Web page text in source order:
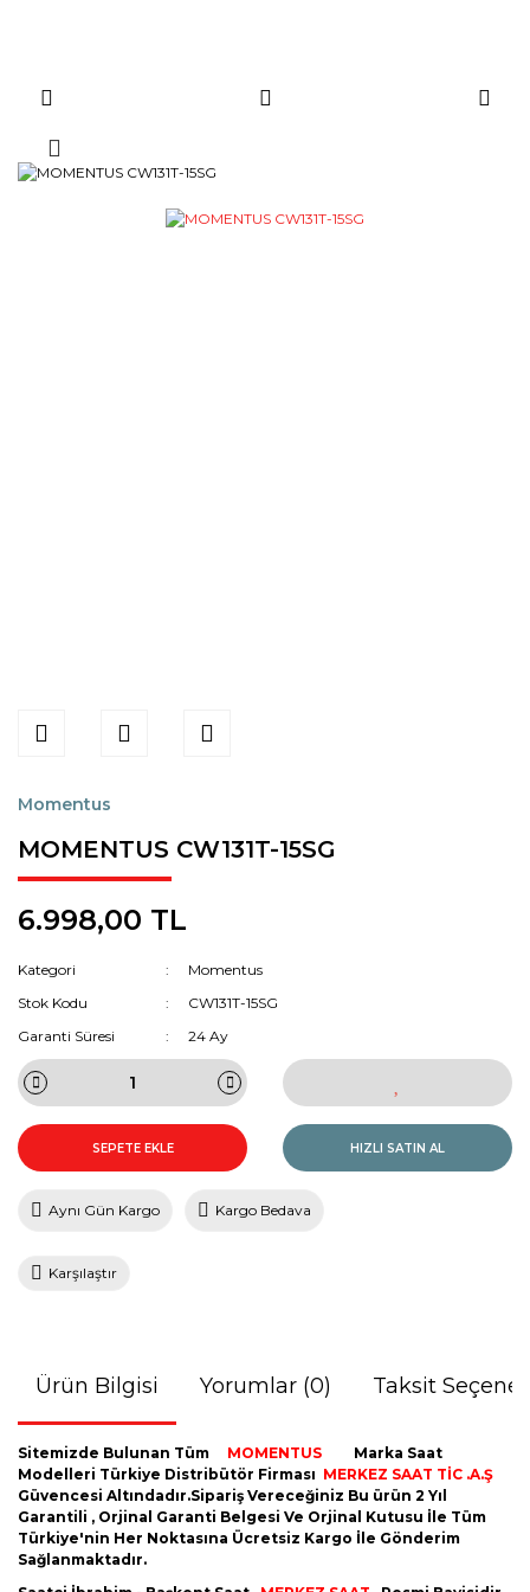
Momentus
MOMENTUS CW131T-15SG
6.998,00 TL
Kategori
Momentus
Stok Kodu
CW131T-15SG
Garanti Süresi
24 Ay
SEPETE EKLE HIZLI SATIN AL
Aynı Gün Kargo Kargo Bedava
Karşılaştır
Ürün Bilgisi Yorumlar (0) Taksit
Sitemizde Bulunan Tüm MOMENTUS
Marka Saat
Modelleri Türkiye Distribütör Firması MERKEZ SAAT TİC .A.Ş
Güvencesi Altındadır.Sipariş Vereceğiniz Bu ürün 2 Yıl
Garantili , Orjinal Garanti Belgesi Ve Orjinal Kutusu İle Tüm
Türkiye'nin Her Noktasına Ücretsiz Kargo İle Gönderim
Sağlanmaktadır.